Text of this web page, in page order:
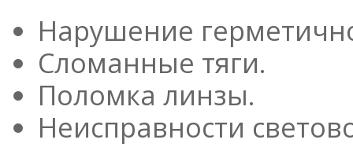
Нарушение
Сломанные тяги.
Поломка линзы.
Неисправности